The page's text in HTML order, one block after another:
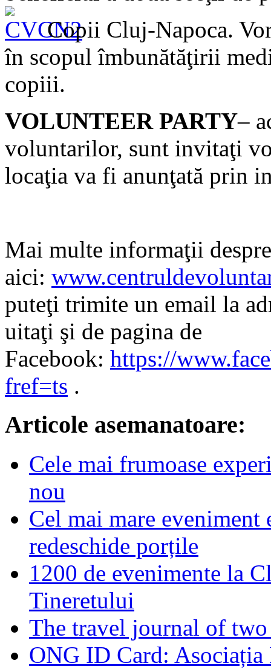
Copii Cluj-Napoca.
în scopul îmbunătăţirii
copiii.
VOLUNTEER PARTY–
voluntarilor, sunt invitaţi
locaţia va fi anunţată prin
Mai multe informaţii
aici:
puteţi trimite un email la
uitaţi şi de pagina de
Facebook: https://
fref=ts .
Articole asemanatoare:
Cele mai frumoase
nou
Cel mai mare
redeschide porțile
1200 de evenimente la
Tineretului
The travel journal of
ONG ID Card: